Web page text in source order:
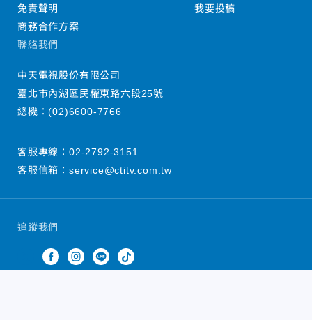
追蹤我們
免責聲明
商務合作方案
我要投稿
聯絡我們
中天電視股份有限公司
臺北市內湖區民權東路六段25號
總機：(02)6600-7766
客服專線： 02-2792-3151
客服信箱： service@ctitv.com.tw